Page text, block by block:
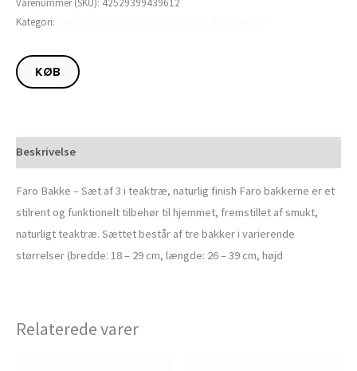
Varenummer (SKU): 42529399439612
Kategori:
KØB
Beskrivelse
Faro Bakke – Sæt af 3 i teaktræ, naturlig finish Faro bakkerne er et
stilrent og funktionelt tilbehør til hjemmet, fremstillet af smukt,
naturligt teaktræ. Sættet består af tre bakker i varierende
størrelser (bredde: 18 – 29 cm, længde: 26 – 39 cm, højd
Relaterede varer